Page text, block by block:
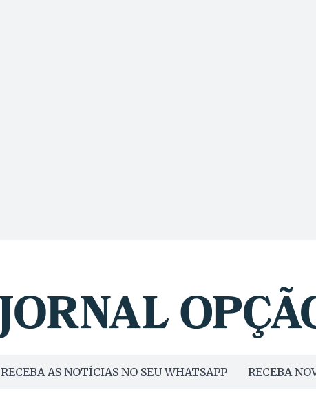
RECEBA AS NOTÍCIAS NO SEU WHATSAPP RECEBA